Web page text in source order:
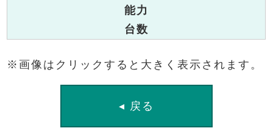
能力
台数
※画像はクリックすると大きく表示されます。
◂ 戻る